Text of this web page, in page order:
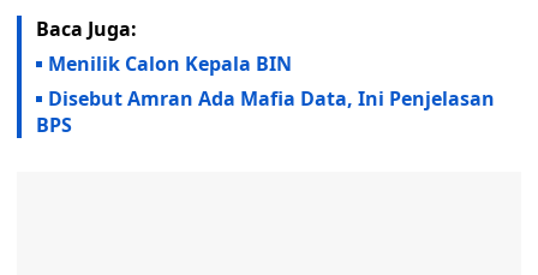
Baca Juga:
Menilik Calon Kepala BIN
Disebut Amran Ada Mafia Data, Ini Penjelasan
BPS